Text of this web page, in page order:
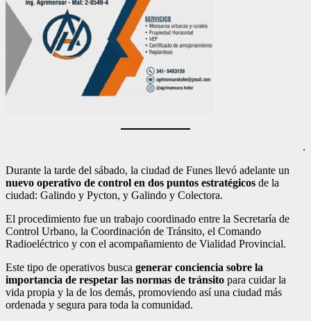
.
Durante la tarde del sábado, la ciudad de Funes llevó adelante un
nuevo operativo de control en dos puntos estratégicos de la
ciudad: Galindo y Pycton, y Galindo y Colectora.
El procedimiento fue un trabajo coordinado entre la Secretaría de
Control Urbano, la Coordinación de Tránsito, el Comando
Radioeléctrico y con el acompañamiento de Vialidad Provincial.
Este tipo de operativos busca generar conciencia sobre la
importancia de respetar las normas de tránsito para cuidar la
vida propia y la de los demás, promoviendo así una ciudad más
ordenada y segura para toda la comunidad.